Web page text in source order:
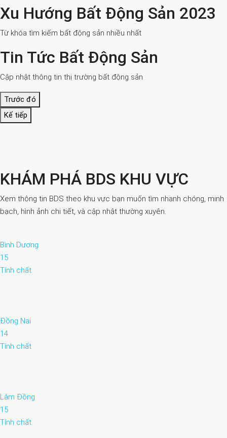
Xu Hướng Bất Động Sản 2023
Từ khóa tìm kiếm bất động sản nhiều nhất
Tin Tức Bất Động Sản
Cập nhật thông tin thị trường bất động sản
Trước đó
Kế tiếp
KHÁM PHÁ BDS KHU VỰC
Xem thông tin BDS theo khu vực bạn muốn tìm nhanh chóng, minh
bạch, hình ảnh chi tiết, và cập nhật thường xuyên.
Bình Dương
15
Tính chất
Đồng Nai
14
Tính chất
Lâm Đồng
15
Tính chất